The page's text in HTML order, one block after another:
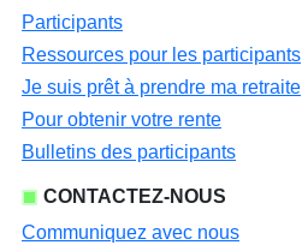
Participants
Ressources pour les participants
Je suis prêt à prendre ma retraite
Pour obtenir votre rente
Bulletins des participants
CONTACTEZ-NOUS
Communiquez avec nous